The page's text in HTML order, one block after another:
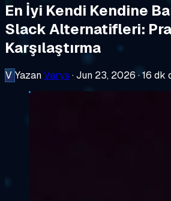
En İyi Kendi Kendine
Slack Alternatifleri:
Karşılaştırma
V YazanVarys ·Jun 23, 2026 ·16 dk